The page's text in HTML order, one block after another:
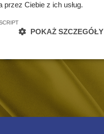
Ciebie z ich usług.
POKAŻ SZCZEGÓŁY